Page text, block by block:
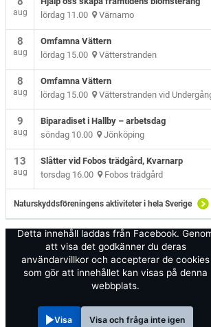
aug
lördag 11.00 Värnamo
8
aug
Omfamna Vättern
lördag 15.00 Vätterstranden
8
aug
Omfamna Vättern
lördag 15.00 Vätterstranden vid
9
aug
Biparadiset i Hallby – arbetsdag
söndag 10.00 Jönköping
13
aug
Slåtter vid Fobos trädgård, Kvarnarp
torsdag 16.00 Fobos trädgård
Naturskyddsföreningens aktiviteter i hela Sverige
Detta innehåll laddas från Facebook.
att visa det godkänner du deras
användarvillkor och accepterar de cookies
som gör att innehållet kan visas på denna
webbplats.
Visa Visa och fråga inte igen